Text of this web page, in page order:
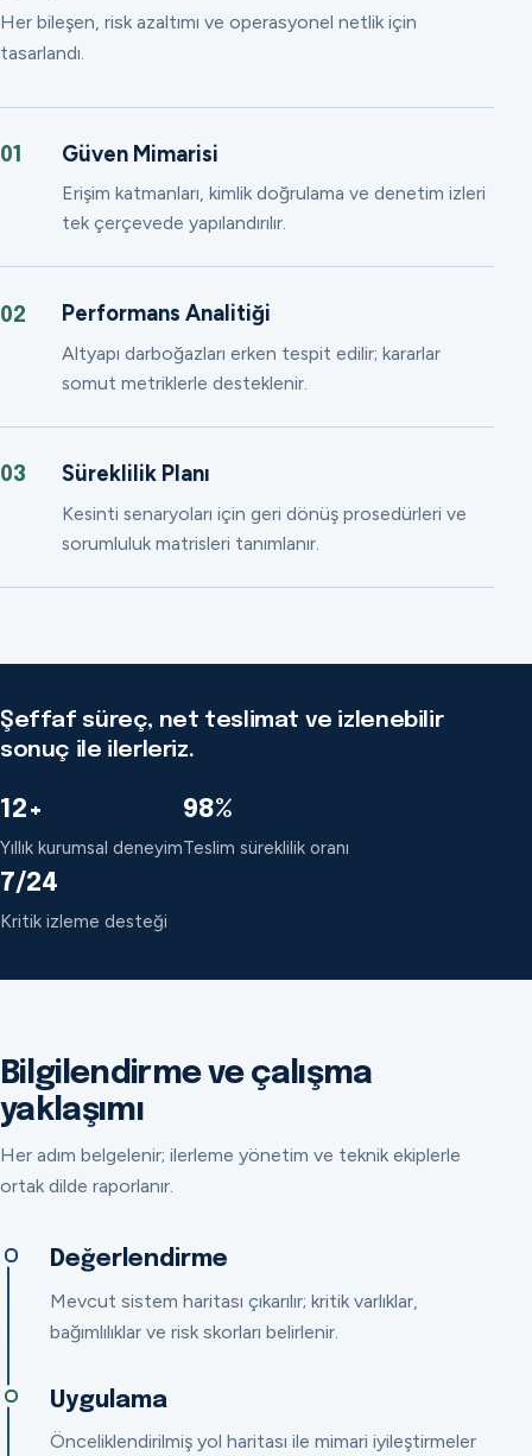
Her bileşen, risk azaltımı ve operasyonel netlik için
tasarlandı.
01 Güven Mimarisi
Erişim katmanları, kimlik doğrulama ve denetim izleri
tek çerçevede yapılandırılır.
02 Performans Analitiği
Altyapı darboğazları erken tespit edilir; kararlar
somut metriklerle desteklenir.
03 Süreklilik Planı
Kesinti senaryoları için geri dönüş prosedürleri ve
sorumluluk matrisleri tanımlanır.
Şeffaf süreç, net teslimat ve izlenebilir
sonuç ile ilerleriz.
12+
Yıllık kurumsal deneyim
98%
Teslim süreklilik oranı
7/24
Kritik izleme desteği
Bilgilendirme ve çalışma
yaklaşımı
Her adım belgelenir; ilerleme yönetim ve teknik ekiplerle
ortak dilde raporlanır.
Değerlendirme
Mevcut sistem haritası çıkarılır; kritik varlıklar,
bağımlılıklar ve risk skorları belirlenir.
Uygulama
Önceliklendirilmiş yol haritası ile mimari iyileştirmeler